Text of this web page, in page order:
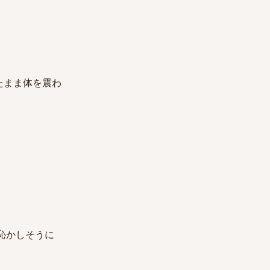
まま体を震わ
かしそうに